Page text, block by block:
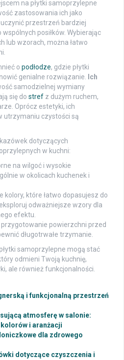
na płytki samoprzylepne
zastosowania ich jako
przestrzeń bardziej
posiłków. Wybierając
lub wzorach, można łatwo
o podłodze, gdzie płytki
genialne rozwiązanie. Ich
samodzielnej wymiany
się do stref z dużym ruchem,
Oprócz estetyki, ich
utrzymaniu czystości są
dotyczących
w kuchni:
na wilgoć i wysokie
w okolicach kuchenek i
kolory, które łatwo dopasujesz do
odważniejsze wzory dla
efektu.
przygotowanie powierzchni przed
długotrwałe trzymanie.
samoprzylepne mogą stać
odmieni Twoją kuchnię,
ale również funkcjonalności.
i funkcjonalną przestrzeń
atmosferę w salonie:
i aranżacji
dla zdrowego
dotyczące czyszczenia i